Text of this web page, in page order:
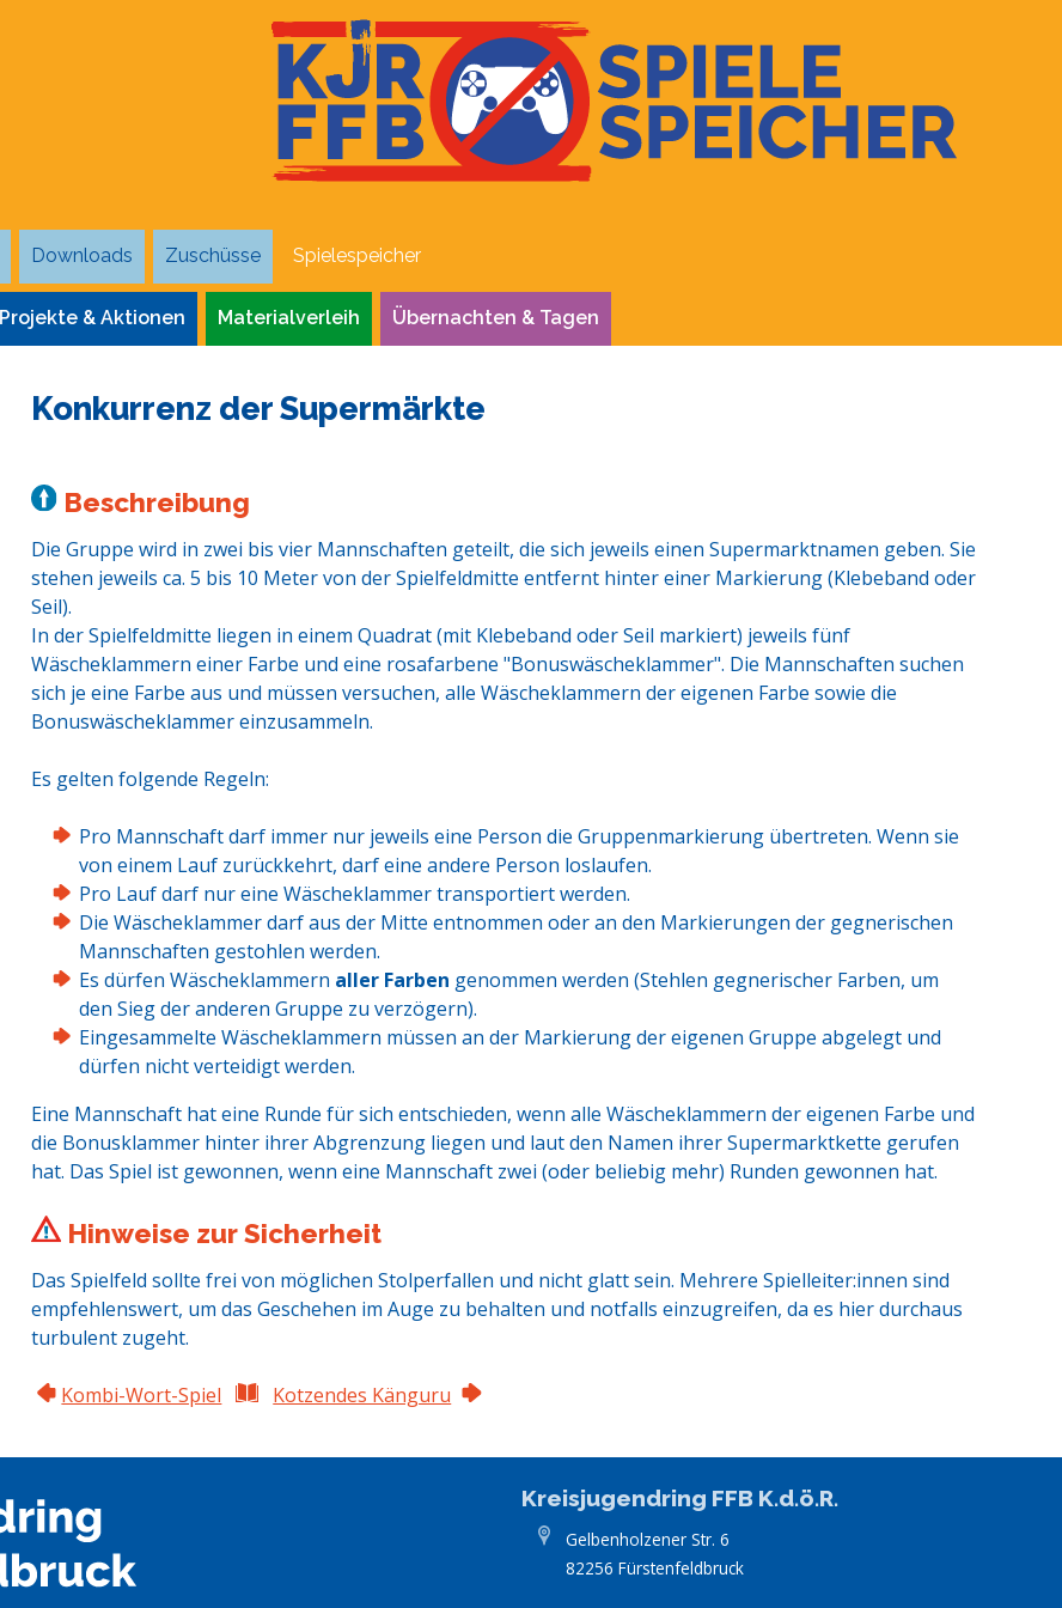
Downloads Zuschüsse Spielespeicher
Projekte & Aktionen Materialverleih Übernachten & Tagen
Konkurrenz der Supermärkte
Beschreibung
Die Gruppe wird in zwei bis vier Mannschaften geteilt, die sich jeweils einen Supermarktnamen geben. Sie
stehen jeweils ca. 5 bis 10 Meter von der Spielfeldmitte entfernt hinter einer Markierung (Klebeband oder
Seil).
In der Spielfeldmitte liegen in einem Quadrat (mit Klebeband oder Seil markiert) jeweils fünf
Wäscheklammern einer Farbe und eine rosafarbene "Bonuswäscheklammer". Die Mannschaften suchen
sich je eine Farbe aus und müssen versuchen, alle Wäscheklammern der eigenen Farbe sowie die
Bonuswäscheklammer einzusammeln.
Es gelten folgende Regeln:
Pro Mannschaft darf immer nur jeweils eine Person die Gruppenmarkierung übertreten. Wenn sie
von einem Lauf zurückkehrt, darf eine andere Person loslaufen.
Pro Lauf darf nur eine Wäscheklammer transportiert werden.
Die Wäscheklammer darf aus der Mitte entnommen oder an den Markierungen der gegnerischen
Mannschaften gestohlen werden.
Es dürfen Wäscheklammern aller Farben genommen werden (Stehlen gegnerischer Farben, um
den Sieg der anderen Gruppe zu verzögern).
Eingesammelte Wäscheklammern müssen an der Markierung der eigenen Gruppe abgelegt und
dürfen nicht verteidigt werden.
Eine Mannschaft hat eine Runde für sich entschieden, wenn alle Wäscheklammern der eigenen Farbe und
die Bonusklammer hinter ihrer Abgrenzung liegen und laut den Namen ihrer Supermarktkette gerufen
hat. Das Spiel ist gewonnen, wenn eine Mannschaft zwei (oder beliebig mehr) Runden gewonnen hat.
Hinweise zur Sicherheit
Das Spielfeld sollte frei von möglichen Stolperfallen und nicht glatt sein. Mehrere Spielleiter:innen sind
empfehlenswert, um das Geschehen im Auge zu behalten und notfalls einzugreifen, da es hier durchaus
turbulent zugeht.
Kombi-Wort-Spiel Kotzendes Känguru
Kreisjugendring FFB K.d.ö.R.
Gelbenholzener Str. 6
82256 Fürstenfeldbruck